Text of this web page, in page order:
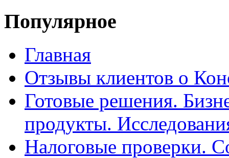
Популярное
Главная
Отзывы клиентов о
Готовые решения.
продукты.
Налоговые проверки.